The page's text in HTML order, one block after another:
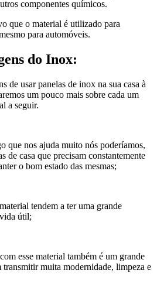
componentes químicos.
que o material é utilizado para
para automóveis.
do Inox:
de usar panelas de inox na sua casa à
um pouco mais sobre cada um
a seguir.
que nos ajuda muito nós poderíamos,
de casa que precisam constantemente
o bom estado das mesmas;
tendem a ter uma grande
útil;
esse material também é um grande
transmitir muita modernidade, limpeza e